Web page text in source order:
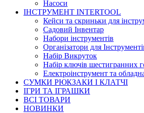
Насоси
ІНСТРУМЕНТ INTERTOOL
Кейси та скриньки для
Садовий Інвентар
Набори інструментів
Організатори для
Набір Викруток
Набір ключів шестигранних
Електроінструмент та
СУМКИ РЮКЗАКИ І КЛАТЧІ
ІГРИ ТА ІГРАШКИ
ВСІ ТОВАРИ
НОВИНКИ